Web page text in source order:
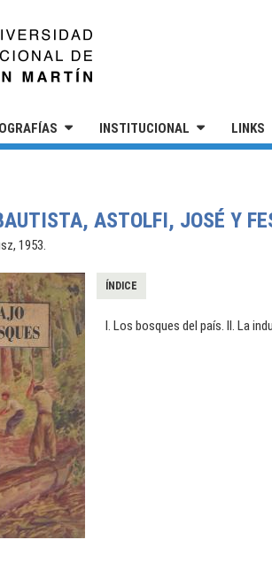
INSTITUCIONAL LINKS
AQUÍ
ASTOLFI, JOSÉ Y
1953.
ÍNDICE
I. Los bosques del país. II. La